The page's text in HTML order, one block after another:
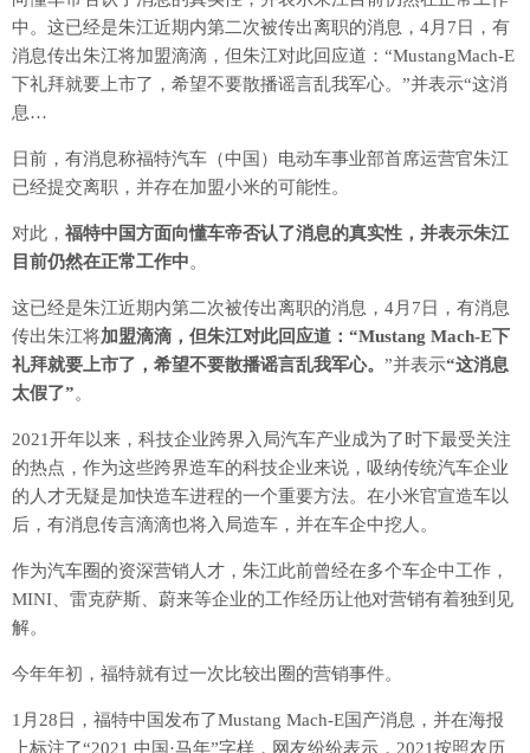
中。这已经是朱江近期内第二次被传出离职的消息，4月7日，有
消息传出朱江将加盟滴滴，但朱江对此回应道：“MustangMach-E
下礼拜就要上市了，希望不要散播谣言乱我军心。”并表示“这消
息…
日前，有消息称福特汽车（中国）电动车事业部首席运营官朱江
已经提交离职，并存在加盟小米的可能性。
对此， 福特中国方面向懂车帝否认了消息的真实性，并表示朱江
目前仍然在正常工作中。
这已经是朱江近期内第二次被传出离职的消息，4月7日，有消息
传出朱江将加盟滴滴，但朱江对此回应道：“Mustang Mach-E下
礼拜就要上市了，希望不要散播谣言乱我军心。 ”并表示“这消息
太假了”。
2021开年以来，科技企业跨界入局汽车产业成为了时下最受关注
的热点，作为这些跨界造车的科技企业来说，吸纳传统汽车企业
的人才无疑是加快造车进程的一个重要方法。在小米官宣造车以
后，有消息传言滴滴也将入局造车，并在车企中挖人。
作为汽车圈的资深营销人才，朱江此前曾经在多个车企中工作，
MINI、雷克萨斯、蔚来等企业的工作经历让他对营销有着独到见
解。
今年年初，福特就有过一次比较出圈的营销事件。
1月28日，福特中国发布了Mustang Mach-E国产消息，并在海报
上标注了“2021 中国·马年”字样，网友纷纷表示，2021按照农历